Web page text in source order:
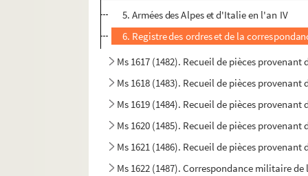
5. Armées des Alpes et d'Italie en l'an IV
6. Registre des ordres et de la
Ms 1617 (1482). Recueil de pièces provenant
Ms 1618 (1483). Recueil de pièces provenant
Ms 1619 (1484). Recueil de pièces provenant
Ms 1620 (1485). Recueil de pièces provenant
Ms 1621 (1486). Recueil de pièces provenant
Ms 1622 (1487). Correspondance militaire